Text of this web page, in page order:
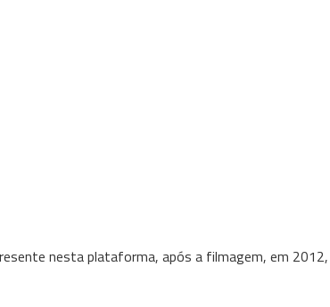
nesta plataforma, após a filmagem, em